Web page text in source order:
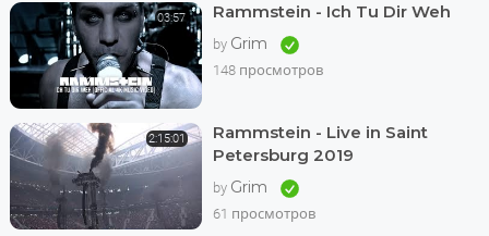
03:57 Rammstein - Ich Tu Dir Weh
by Grim
148 просмотров
2:15:01
Rammstein - Live in Saint
Petersburg 2019
by Grim
61 просмотров